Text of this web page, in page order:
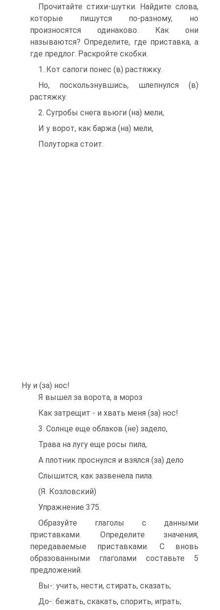
Прочитайте стихи-шутки. Найдите слова,
которые пишутся по-разному, но
произносятся одинаково. Как они
называются? Определите, где приставка, а
где предлог. Раскройте скобки.
1. Кот сапоги понес (в) растяжку.
Но, поскользнувшись, шлепнулся (в)
растяжку.
2. Сугробы снега вьюги (на) мели,
И у ворот, как баржа (на) мели,
Полуторка стоит.
Ну и (за) нос!
Я вышел за ворота, а мороз
Как затрещит - и хвать меня (за) нос!
3. Солнце еще облаков (не) задело,
Трава на лугу еще росы пила,
А плотник проснулся и взялся (за) дело
Слышится, как зазвенела пила.
(Я. Козловский)
Упражнение 375.
Образуйте глаголы с данными
приставками. Определите значения,
передаваемые приставками. С вновь
образованными глаголами составьте 5
предложений.
Вы-: учить, нести, стирать, сказать;
До-: бежать, скакать, спорить, играть;